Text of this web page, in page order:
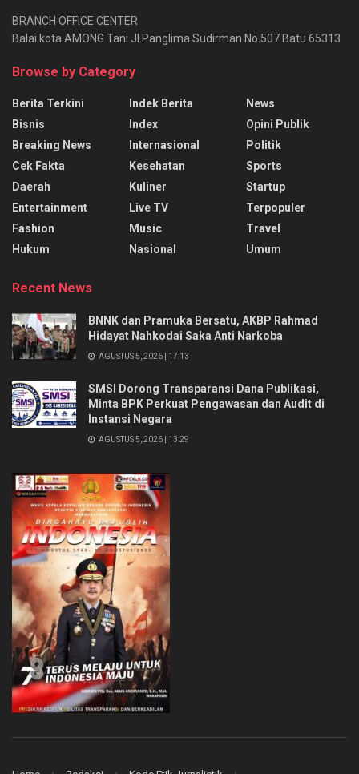
BRANCH OFFICE CENTER
Balai kota AMONG Tani Jl.Panglima Sudirman No.507 Batu 65313
Browse by Category
Berita Terkini
Bisnis
Breaking News
Cek Fakta
Daerah
Entertainment
Fashion
Hukum
Indek Berita
Index
Internasional
Kesehatan
Kuliner
Live TV
Music
Nasional
News
Opini Publik
Politik
Sports
Startup
Terpopuler
Travel
Umum
Recent News
BNNK dan Pramuka Bersatu, AKBP Rahmad
Hidayat Nahkodai Saka Anti Narkoba
AGUSTUS 5, 2026 | 17:13
SMSI Dorong Transparansi Dana Publikasi,
Minta BPK Perkuat Pengawasan dan Audit di
Instansi Negara
AGUSTUS 5, 2026 | 13:29